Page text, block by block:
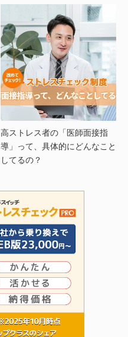
高ストレス者の「医師面接指
導」って、具体的にどんなこと
してるの？